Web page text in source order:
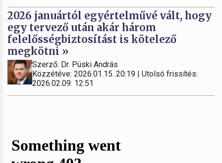
2026 januártól egyértelművé vált, hogy
egy tervező után akár három
felelősségbiztosítást is kötelező
megkötni »
Szerző: Dr. Püski András
Közzétéve: 2026.01.15. 20:19 | Utolsó frissítés:
2026.02.09. 12:51